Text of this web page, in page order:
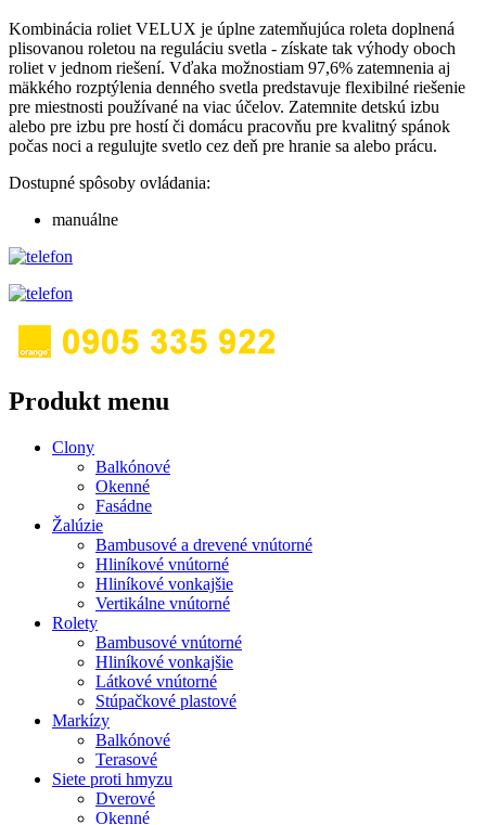
Kombinácia roliet VELUX je úplne zatemňujúca roleta doplnená
plisovanou roletou na reguláciu svetla - získate tak výhody oboch
roliet v jednom riešení. Vďaka možnostiam 97,6% zatemnenia aj
mäkkého rozptýlenia denného svetla predstavuje flexibilné riešenie
pre miestnosti používané na viac účelov. Zatemnite detskú izbu
alebo pre izbu pre hostí či domácu pracovňu pre kvalitný spánok
počas noci a regulujte svetlo cez deň pre hranie sa alebo prácu.
Dostupné spôsoby ovládania:
manuálne
Produkt menu
Clony
Balkónové
Okenné
Fasádne
Žalúzie
Bambusové a drevené vnútorné
Hliníkové vnútorné
Hliníkové vonkajšie
Vertikálne vnútorné
Rolety
Bambusové vnútorné
Hliníkové vonkajšie
Látkové vnútorné
Stúpačkové plastové
Markízy
Balkónové
Terasové
Siete proti hmyzu
Dverové
Okenné